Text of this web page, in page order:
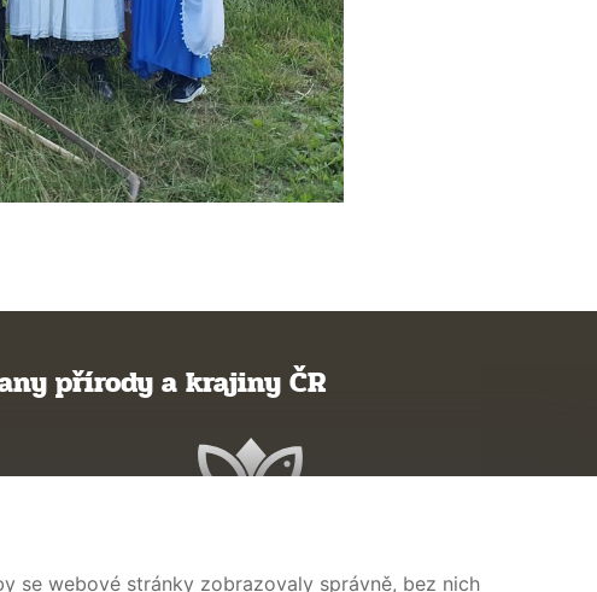
přírody a krajiny ČR
se webové stránky zobrazovaly správně, bez nich